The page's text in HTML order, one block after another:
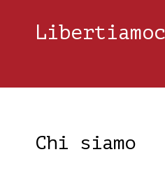
Chi siamo